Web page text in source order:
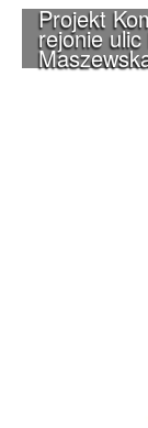
Projekt
rejonie